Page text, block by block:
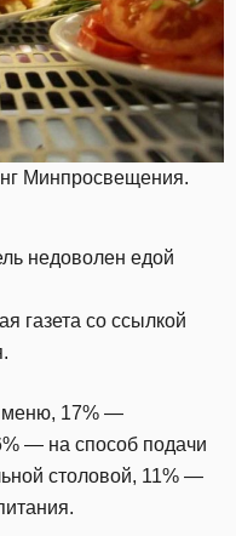
Минпросвещения.
недоволен едой
газета со ссылкой
меню, 17% —
— на способ подачи
столовой, 11% —